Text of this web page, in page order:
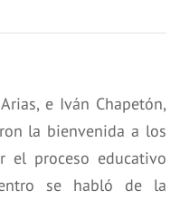
e Iván Chapetón,
la bienvenida a los
el proceso educativo
se habló de la